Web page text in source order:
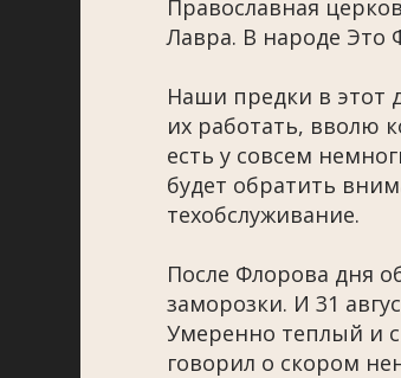
Православная
Лавра. В народе Это
Наши предки в этот
их работать, вволю
есть у совсем
будет обратить
техобслуживание.
После Флорова дня
заморозки. И 31
Умеренно теплый и
говорил о скором